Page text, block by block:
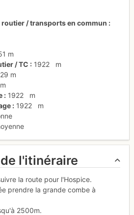
/ transports en commun
m
/ TC
1922
m
m
1922
m
1922
m
l'itinéraire
la route pour l'Hospice.
prendre la grande combe à
2500m.